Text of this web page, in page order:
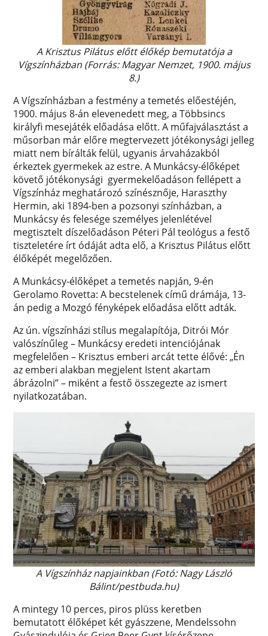
A Krisztus Pilátus előtt élőkép bemutatója a
Vígszínházban (Forrás: Magyar Nemzet, 1900. május
8.)
A Vígszínházban a festmény a temetés előestéjén,
1900. május 8-án elevenedett meg, a Többsincs
királyfi mesejáték előadása előtt. A műfajválasztást a
műsorban már előre megtervezett jótékonysági jelleg
miatt nem bírálták felül, ugyanis árvaházakból
érkeztek gyermekek az estre. A Munkácsy-élőképet
követő jótékonysági gyermekelőadáson fellépett a
Vígszínház meghatározó színésznője, Haraszthy
Hermin, aki 1894-ben a pozsonyi színházban, a
Munkácsy és felesége személyes jelenlétével
megtisztelt díszelőadáson Péteri Pál teológus a festő
tiszteletére írt ódáját adta elő, a Krisztus Pilátus előtt
élőképét megelőzően.
A Munkácsy-élőképet a temetés napján, 9-én
Gerolamo Rovetta: A becstelenek című drámája, 13-
án pedig a Mozgó fényképek előadása előtt adták.
Az ún. vígszínházi stílus megalapítója, Ditrói Mór
valószínűleg – Munkácsy eredeti intenciójának
megfelelően – Krisztus emberi arcát tette élővé: „Én
az emberi alakban megjelent Istent akartam
ábrázolni” – miként a festő összegezte az ismert
nyilatkozatában.
A Vígszínház napjainkban (Fotó: Nagy László
Bálint/pestbuda.hu)
A mintegy 10 perces, piros plüss keretben
bemutatott élőképet két gyászzene, Mendelssohn